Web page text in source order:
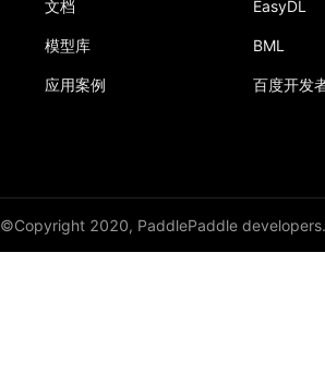
文档
模型库
应用案例
EasyDL
BML
百度开发
©Copyright 2020, PaddlePaddle developers.